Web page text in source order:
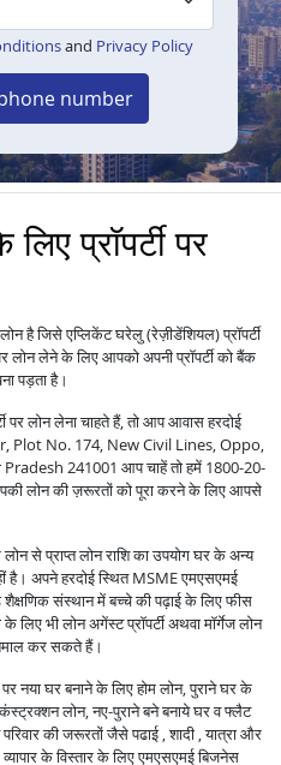
and Privacy Policy
number
प्रॉपर्टी पर
है जिसे एप्लिकेंट घरेलु (रेज़ीडेंशियल) प्रॉपर्टी
लोन लेने के लिए आपको अपनी प्रॉपर्टी को बैंक
पड़ता है।
पर लोन लेना चाहते हैं, तो आप आवास हरदोई
Plot No. 174, New Civil Lines, Oppo,
241001 आप चाहें तो हमें 1800-20-
लोन की ज़रूरतों को पूरा करने के लिए आपसे
से प्राप्त लोन राशि का उपयोग घर के अन्य
है। अपने हरदोई स्थित MSME एमएसएमई
संस्थान में बच्चे की पढ़ाई के लिए फीस
लिए भी लोन अगेंस्ट प्रॉपर्टी अथवा मॉर्गेज लोन
कर सकते हैं।
नया घर बनाने के लिए होम लोन, पुराने घर के
लोन, नए-पुराने बने बनाये घर व फ्लैट
की जरूरतों जैसे पढाई , शादी , यात्रा और
के विस्तार के लिए एमएसएमई बिजनेस